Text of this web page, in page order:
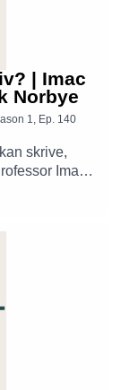
| Imac
Norbye
1, Ep. 140
skrive,
Imac
førstelektor,
betyr